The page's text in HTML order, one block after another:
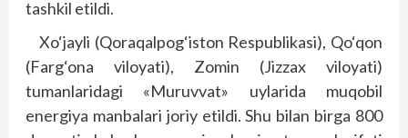
tashkil etildi.
Xo‘jayli (Qoraqalpog‘iston Respublikasi), Qo‘qon
(Farg‘ona viloyati), Zomin (Jizzax viloyati)
tumanlaridagi «Muruvvat» uylarida muqobil
energiya manbalari joriy etildi. Shu bilan birga 800